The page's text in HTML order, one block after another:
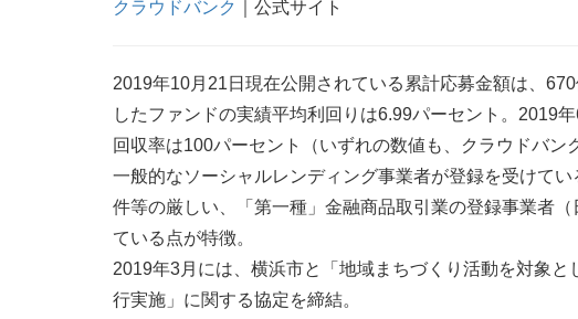
クラウドバンク
｜公式サイト
2019年10月21日現在公開されている累計応募金額は、
したファンドの実績平均利回りは6.99パーセント。2019
回収率は100パーセント（いずれの数値も、クラウドバン
一般的なソーシャルレンディング事業者が登録を受けて
件等の厳しい、「第一種」金融商品取引業の登録事業者
ている点が特徴。
2019年3月には、横浜市と「地域まちづくり活動を対象
行実施」に関する協定を締結。